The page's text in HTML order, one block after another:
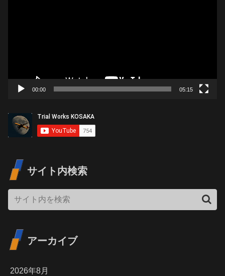
00:00 05:15
サイト内検索
アーカイブ
2026年8月